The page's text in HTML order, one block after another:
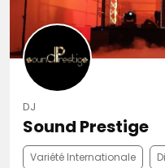
DJ
Sound Prestige
Variété Internationale